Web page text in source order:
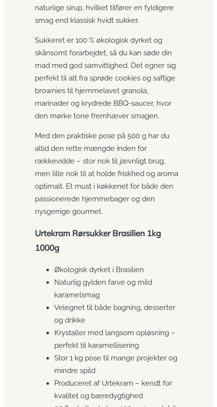
naturlige sirup, hvilket tilfører en fyldigere
smag end klassisk hvidt sukker.
Sukkeret er 100 % økologisk dyrket og
skånsomt forarbejdet, så du kan søde din
mad med god samvittighed. Det egner sig
perfekt til alt fra sprøde cookies og saftige
brownies til hjemmelavet granola,
marinader og krydrede BBQ-saucer, hvor
den mørke tone fremhæver smagen.
Med den praktiske pose på 500 g har du
altid den rette mængde inden for
rækkevidde – stor nok til jævnligt brug,
men lille nok til at holde friskhed og aroma
optimalt. Et must i køkkenet for både den
passionerede hjemmebager og den
nysgerrige gourmet.
Urtekram Rørsukker Brasilien 1kg
1000g
Økologisk dyrket i Brasilien
Naturlig gylden farve og mild
karamelsmag
Velegnet til både bagning, desserter
og drikke
Krystaller med langsom opløsning –
perfekt til karamellisering
Stor 1 kg pose til mange projekter og
mindre spild
Produceret af Urtekram – kendt for
kvalitet og bæredygtighed